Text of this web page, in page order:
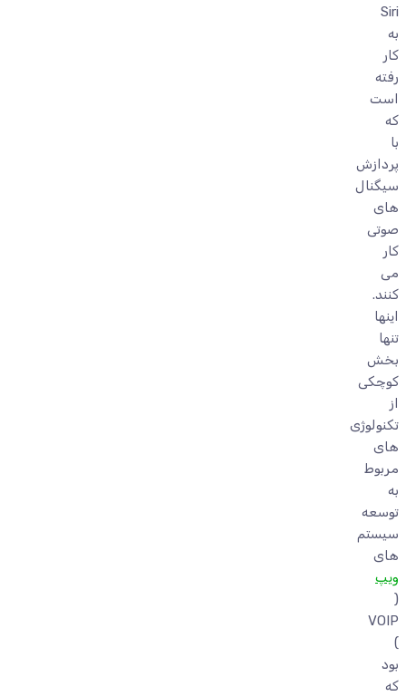
Siri
به
کار
رفته
است
که
با
پردازش
سیگنال
های
صوتی
کار
می
کنند.
اینها
تنها
بخش
کوچکی
از
تکنولوژی
های
مربوط
به
توسعه
سیستم
های
ویپ
(
VOIP
)
بود
که